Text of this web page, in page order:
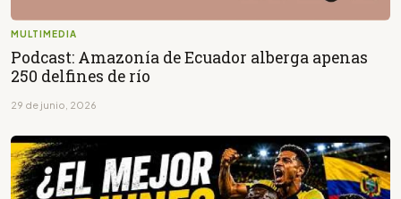
MULTIMEDIA
Podcast: Amazonía de Ecuador alberga apenas
250 delfines de río
29 de junio, 2026